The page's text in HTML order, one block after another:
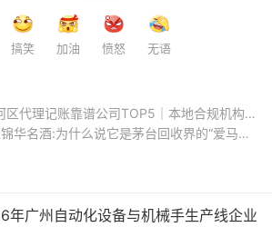
搞笑 加油 愤怒 无语
代理记账靠谱公司TOP5｜本地合规机构实测推荐
名酒:为什么说它是茅台回收界的“爱马仕”? ...
年广州自动化设备与机械手生产线企业